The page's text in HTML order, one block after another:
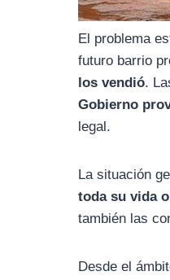
El problema
futuro barrio
los vendió.
Gobierno
legal.
La situación
toda su vida
también las
Desde el